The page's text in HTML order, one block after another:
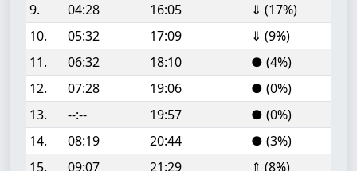
9.
04:28 16:05
⇓ (17%)
10.
05:32 17:09
⇓ (9%)
11.
06:32 18:10
● (4%)
12.
07:28 19:06
● (0%)
13.
--:-- 19:57
● (0%)
14.
08:19 20:44
● (3%)
15.
09:07 21:29
⇑ (8%)